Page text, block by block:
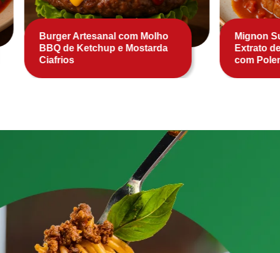
Burger Artesanal com Molho
BBQ de Ketchup e Mostarda
Ciafrios
Mignon
Extrato
com